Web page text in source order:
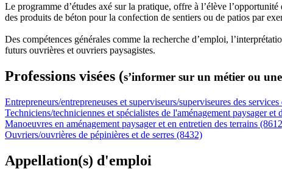
Le programme d’études axé sur la pratique, offre à l’élève
des produits de béton pour la confection de sentiers ou de patios par
Des compétences générales comme la recherche d’emploi,
futurs ouvrières et ouvriers paysagistes.
Professions visées (s’informer sur un métier ou
Entrepreneurs/entrepreneuses et superviseurs/superviseures des
Techniciens/techniciennes et spécialistes de l'aménagement paysager
Manoeuvres en aménagement paysager et en entretien des terrains
Ouvriers/ouvrières de pépinières et de serres (8432)
Appellation(s) d'emploi